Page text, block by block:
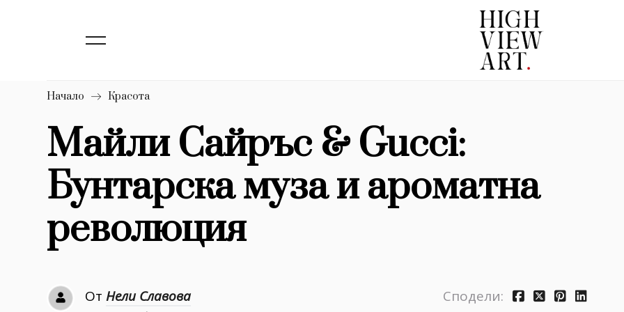
1633
Dialogue
Изкуство
4340
Красота
Дизайн 1272
Книги 1188
30+
1710
Начало Красота
Майли Сайръс & Gucci:
Бунтарска муза и ароматна
революция
От Нели Славова Сподели: